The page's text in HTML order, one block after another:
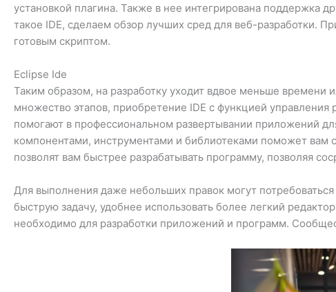
установкой плагина. Также в нее интегрирована поддержка
такое IDE, сделаем обзор лучших сред для веб-разработки.
готовым скриптом.
Eclipse Ide
Таким образом, на разработку уходит вдвое меньше
множество этапов, приобретение IDE с функцией
помогают в профессиональном развертывании приложений
компонентами, инструментами и библиотеками поможет вам
позволят вам быстрее разрабатывать программу, позволяя
Для выполнения даже небольших правок могут
быструю задачу, удобнее использовать более легкий
необходимо для разработки приложений и программ.